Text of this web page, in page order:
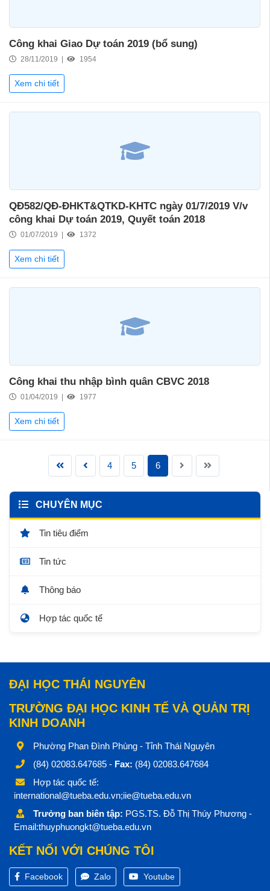
Công khai Giao Dự toán 2019 (bổ sung)
28/11/2019 | 1954
Xem chi tiết
QĐ582/QĐ-ĐHKT&QTKD-KHTC ngày 01/7/2019 V/v
công khai Dự toán 2019, Quyết toán 2018
01/07/2019 | 1372
Xem chi tiết
Công khai thu nhập bình quân CBVC 2018
01/04/2019 | 1977
Xem chi tiết
4 5 6
CHUYÊN MỤC
Tin tiêu điểm
Tin tức
Thông báo
Hợp tác quốc tế
ĐẠI HỌC THÁI NGUYÊN
TRƯỜNG ĐẠI HỌC KINH TẾ VÀ QUẢN TRỊ
KINH DOANH
Phường Phan Đình Phùng - Tỉnh Thái Nguyên
(84) 02083.647685 - Fax: (84) 02083.647684
Hợp tác quốc tế:
international@tueba.edu.vn;iie@tueba.edu.vn
Trưởng ban biên tập: PGS.TS. Đỗ Thị Thúy Phương -
Email:thuyphuongkt@tueba.edu.vn
KẾT NỐI VỚI CHÚNG TÔI
Facebook Zalo Youtube